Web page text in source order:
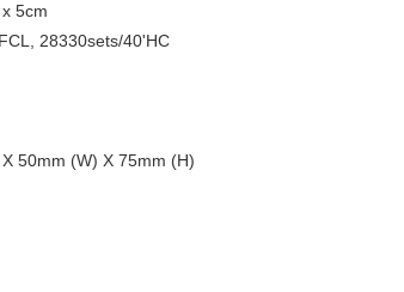
5cm
28330sets/40'HC
50mm (W) X 75mm (H)